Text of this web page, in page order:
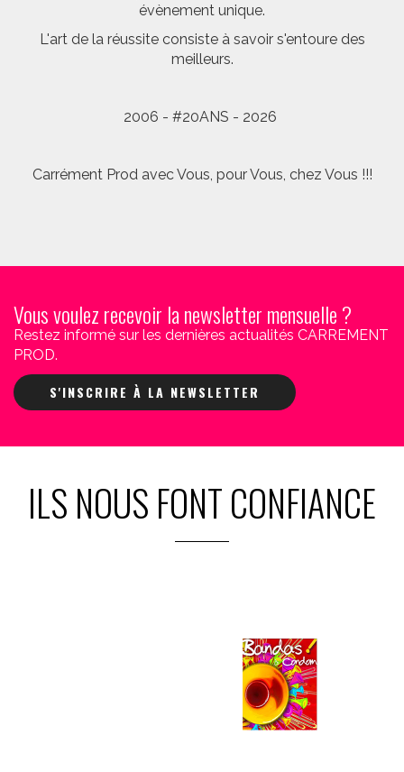
évènement unique.
L'art de la réussite consiste à savoir s'entoure des
meilleurs.
2006 - #20ANS - 2026
Carrément Prod avec Vous, pour Vous, chez Vous !!!
Vous voulez recevoir la newsletter mensuelle ?
Restez informé sur les dernières actualités CARREMENT
PROD.
S'INSCRIRE À LA NEWSLETTER
ILS NOUS FONT CONFIANCE